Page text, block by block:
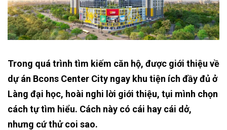
Trong quá trình tìm kiếm căn hộ, được giới thiệu về
dự án Bcons Center City ngay khu tiện ích đầy đủ ở
Làng đại học, hoài nghi lời giới thiệu, tụi mình chọn
cách tự tìm hiểu. Cách này có cái hay cái dở,
nhưng cứ thử coi sao.